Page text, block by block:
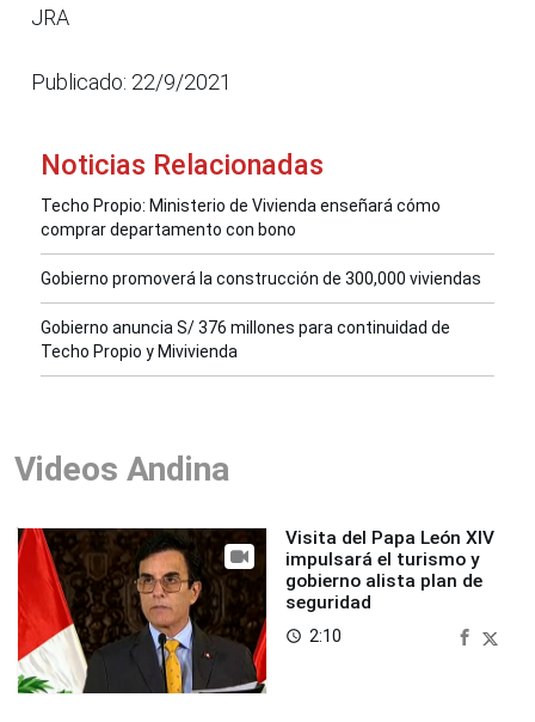
JRA
Publicado: 22/9/2021
Noticias Relacionadas
Techo Propio: Ministerio de Vivienda enseñará cómo
comprar departamento con bono
Gobierno promoverá la construcción de 300,000 viviendas
Gobierno anuncia S/ 376 millones para continuidad de
Techo Propio y Mivivienda
Videos Andina
Visita del Papa León XIV
impulsará el turismo y
gobierno alista plan de
seguridad
access_time 2:10